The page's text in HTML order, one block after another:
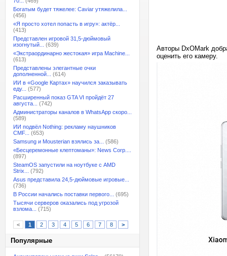
Богатым будет тяжелее: Caviar утяжелила...
(456)
«Я просто хотел попасть в игру»: актёр...
(413)
Представлен игровой 31,5-дюймовый
изогнутый...
(639)
«Экстраординарно жестокая» игра Machine...
(613)
Представлены элегантные очки
дополненной...
(614)
ИИ в «Google Картах» научился заказывать
еду...
(577)
Расширенный показ GTA VI пройдёт 27
августа...
(742)
Администраторы каналов в WhatsApp скоро...
(589)
ИИ подвёл Nothing: рекламу наушников
CMF...
(653)
Samsung и Mousterian взялись за...
(586)
«Бесцеремонные клептоманы»: News Corp....
(897)
SteamOS запустили на ноутбуке с AMD
Strix...
(792)
Asus представила 24,5-дюймовые игровые...
(736)
В России начались поставки первого...
(695)
Тысячи серверов оказались под угрозой
взлома...
(715)
< 1 2 3 4 5 6 7 8 >
Популярные
Авторы DxOMark
оценить его камеру.